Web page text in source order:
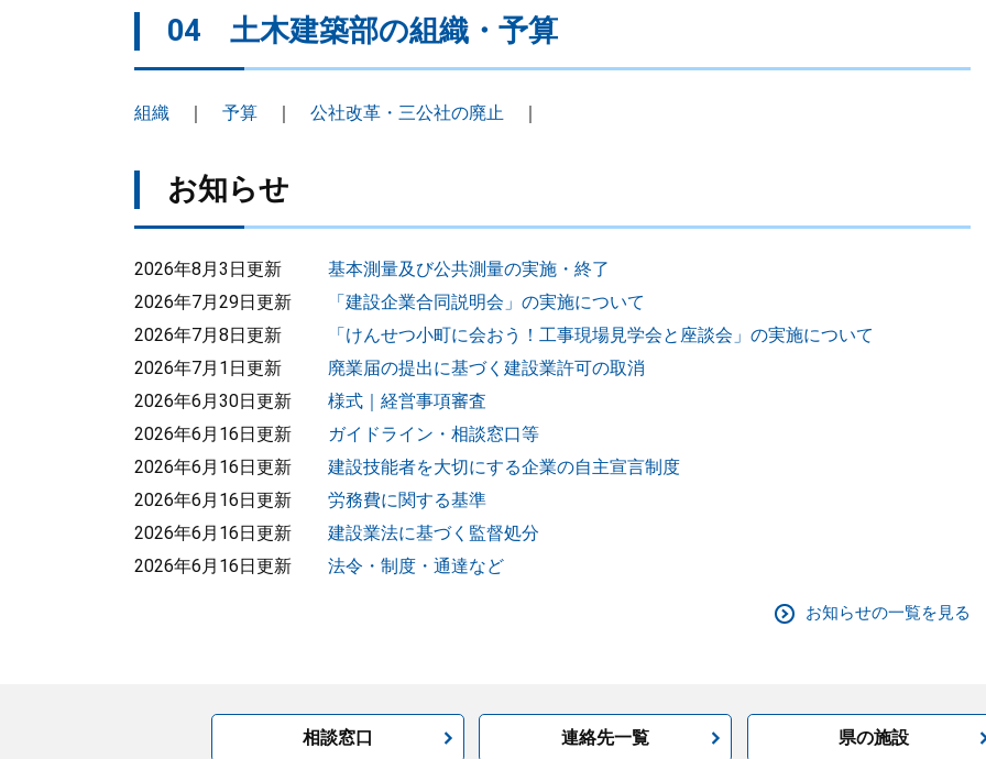
04 土木建築部の組織・予算
組織 ｜ 予算 ｜ 公社改革・三公社の廃止 ｜
お知らせ
2026年8月3日更新
基本測量及び公共測量の実施・終了
2026年7月29日更新
「建設企業合同説明会」の実施について
2026年7月8日更新
「けんせつ小町に会おう！工事現場見学会と座談会」の実施について
2026年7月1日更新
廃業届の提出に基づく建設業許可の取消
2026年6月30日更新
様式｜経営事項審査
2026年6月16日更新
ガイドライン・相談窓口等
2026年6月16日更新
建設技能者を大切にする企業の自主宣言制度
2026年6月16日更新
労務費に関する基準
2026年6月16日更新
建設業法に基づく監督処分
2026年6月16日更新
法令・制度・通達など
お知らせの一覧を見る
相談窓口 連絡先一覧 県の施設